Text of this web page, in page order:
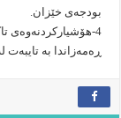
بودجەی خێزان.
4-هۆشیاركردنەوەی
ڕەمەزاندا بە تایبەت